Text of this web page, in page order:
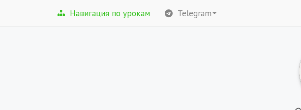
Навигация по урокам Telegram